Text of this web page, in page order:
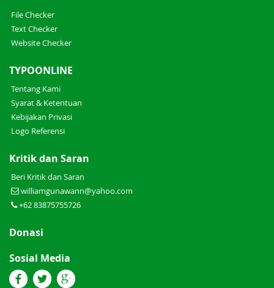
File Checker
Text Checker
Website Checker
TYPOONLINE
Tentang Kami
Syarat & Ketentuan
Kebijakan Privasi
Logo Referensi
Kritik dan Saran
Beri Kritik dan Saran
williamgunawann@yahoo.com
+62 83875755726
Donasi
Sosial Media